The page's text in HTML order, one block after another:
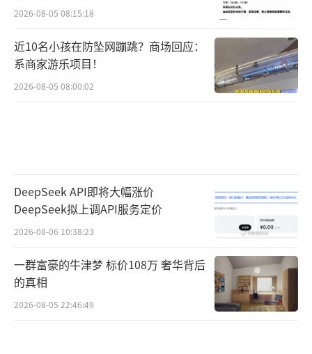
2026-08-05 08:15:18
近10名小孩在防坠网蹦跳？商场回应：
系商家游乐项目！
2026-08-05 08:00:02
DeepSeek API即将大幅涨价
DeepSeek拟上调API服务定价
2026-08-06 10:38:23
一群富豪的牛津梦 标价108万 奢华背后
的真相
2026-08-05 22:46:49